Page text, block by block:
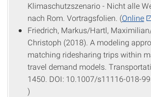
Klimaschutzszenario - Nicht alle
nach Rom. Vortragsfolien. (Online
Friedrich, Markus/Hartl,
Christoph (2018). A modeling
matching ridesharing trips within
travel demand models.
1450. DOI: 10.1007/s11116-018-
)